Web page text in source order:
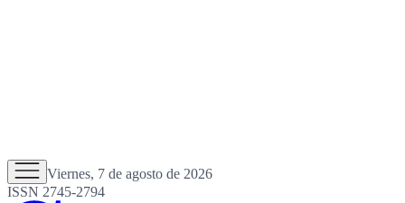
Viernes, 7 de agosto de 2026
ISSN 2745-2794